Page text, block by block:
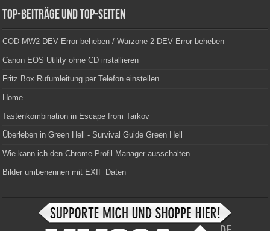
Top-Beiträge und Top-Seiten
COD MW2 DEV Error beheben / Warzone 2 DEV Error beheben
Canon EOS Utility ohne CD installieren
Fritz Box Rufumleitung per Telefon einstellen
Home
Tastenkombination in Escape from Tarkov
Überleben in Green Hell - Survival Guide Green Hell
Wie kann ich den Chrome Profil Manager ausschalten
Bilder umbenennen mit EXIF Daten